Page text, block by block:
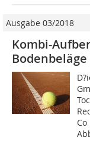
Ausgabe 03/2018
Kombi-